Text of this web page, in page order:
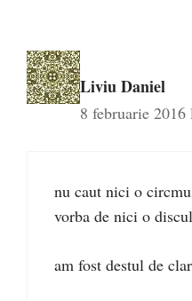
Liviu Daniel
8 februarie 2016
nu caut nici o
vorba de nici o
am fost destul de